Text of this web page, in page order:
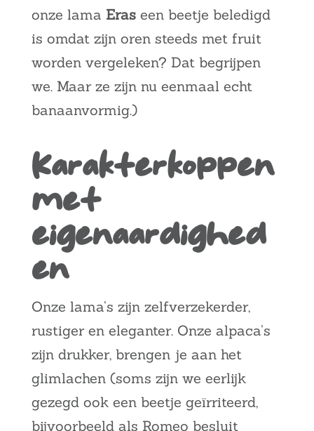
onze lama Eraseen beetje beledigd
is omdat zijn oren steeds met fruit
worden vergeleken? Dat begrijpen
we. Maar ze zijn nu eenmaal echt
banaanvormig.)
Karakterkoppen
met
eigenaardighed
en
Onze lama’s zijn zelfverzekerder,
rustiger en eleganter. Onze alpaca’s
zijn drukker, brengen je aan het
glimlachen (soms zijn we eerlijk
gezegd ook een beetje geïrriteerd,
bijvoorbeeld als Romeo besluit